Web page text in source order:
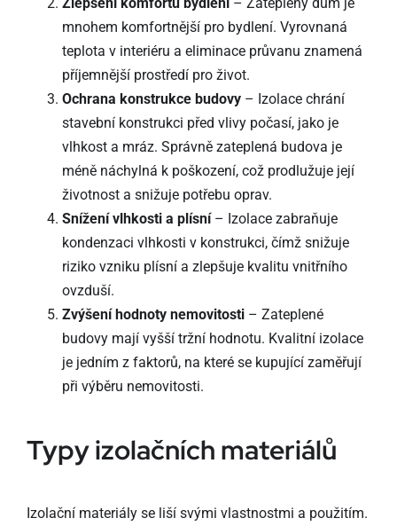
mnohem komfortnější pro bydlení. Vyrovnaná
teplota v interiéru a eliminace průvanu znamená
příjemnější prostředí pro život.
Ochrana konstrukce budovy– Izolace chrání
stavební konstrukci před vlivy počasí, jako je
vlhkost a mráz. Správně zateplená budova je
méně náchylná k poškození, což prodlužuje její
životnost a snižuje potřebu oprav.
Snížení vlhkosti a plísní– Izolace zabraňuje
kondenzaci vlhkosti v konstrukci, čímž snižuje
riziko vzniku plísní a zlepšuje kvalitu vnitřního
ovzduší.
Zvýšení hodnoty nemovitosti– Zateplené
budovy mají vyšší tržní hodnotu. Kvalitní izolace
je jedním z faktorů, na které se kupující zaměřují
při výběru nemovitosti.
Typy izolačních materiálů
Izolační materiály se liší svými vlastnostmi a použitím.